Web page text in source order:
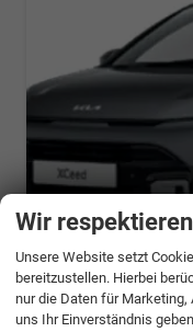
ab 508,– € mtl.
Kia XCeed
Wir
Unsere Website setzt
bereitzustellen. Hierbei
nur die Daten für
uns Ihr Einverständnis